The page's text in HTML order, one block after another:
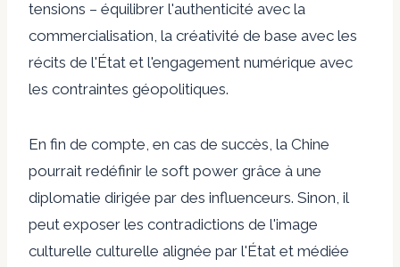
tensions – équilibrer l'authenticité avec la
commercialisation, la créativité de base avec les
récits de l'État et l'engagement numérique avec
les contraintes géopolitiques.
En fin de compte, en cas de succès, la Chine
pourrait redéfinir le soft power grâce à une
diplomatie dirigée par des influenceurs. Sinon, il
peut exposer les contradictions de l'image
culturelle culturelle alignée par l'État et médiée